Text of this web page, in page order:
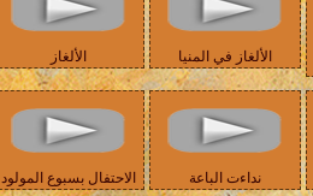
الألغاز في المنيا الألغاز
نداءت الباعة الاحتفال بسبوع المولود